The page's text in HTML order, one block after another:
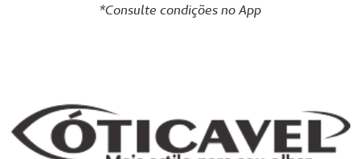
*Consulte condições no App